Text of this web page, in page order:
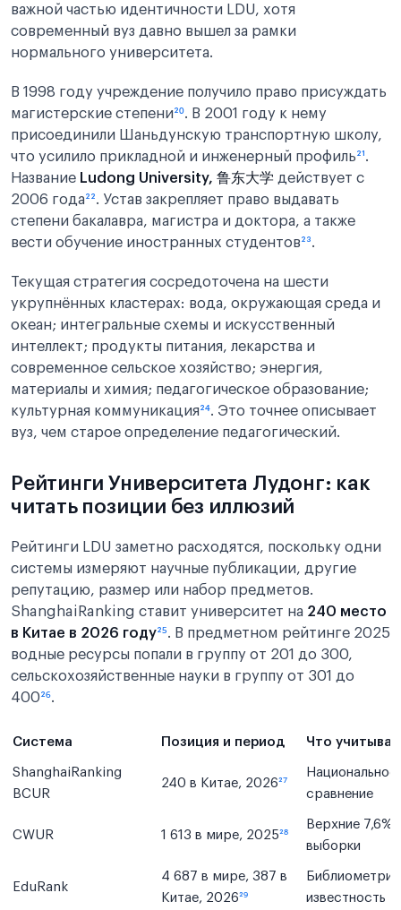
важной частью идентичности LDU, хотя
современный вуз давно вышел за рамки
нормального университета.
В 1998 году учреждение получило право присуждать
магистерские степени²⁰. В 2001 году к нему
присоединили Шаньдунскую транспортную школу,
что усилило прикладной и инженерный профиль²¹.
Название Ludong University, 鲁东大学 действует с
2006 года²². Устав закрепляет право выдавать
степени бакалавра, магистра и доктора, а также
вести обучение иностранных студентов²³.
Текущая стратегия сосредоточена на шести
укрупнённых кластерах: вода, окружающая среда и
океан; интегральные схемы и искусственный
интеллект; продукты питания, лекарства и
современное сельское хозяйство; энергия,
материалы и химия; педагогическое образование;
культурная коммуникация²⁴. Это точнее описывает
вуз, чем старое определение педагогический.
Рейтинги Университета Лудонг: как
читать позиции без иллюзий
Рейтинги LDU заметно расходятся, поскольку одни
системы измеряют научные публикации, другие
репутацию, размер или набор предметов.
ShanghaiRanking ставит университет на 240 место
в Китае в 2026 году²⁵. В предметном рейтинге 2025
водные ресурсы попали в группу от 201 до 300,
сельскохозяйственные науки в группу от 301 до
400²⁶.
Система Позиция и период Что
ShanghaiRanking
BCUR
240 в Китае, 2026²⁷
Национальное
сравнение
CWUR 1 613 в мире, 2025²⁸
Верхние 7,6%
выборки
EduRank
4 687 в мире, 387 в
Китае, 2026²⁹
Библиометрия
известность